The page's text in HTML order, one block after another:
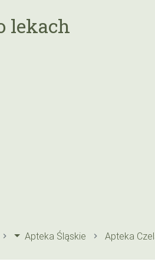
lekach
Apteka Śląskie Apteka